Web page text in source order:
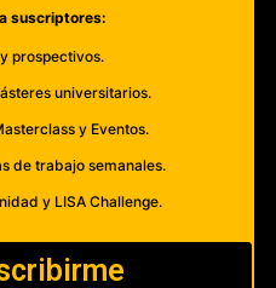
suscriptores:
prospectivos.
universitarios.
y Eventos.
de trabajo semanales.
y LISA Challenge.